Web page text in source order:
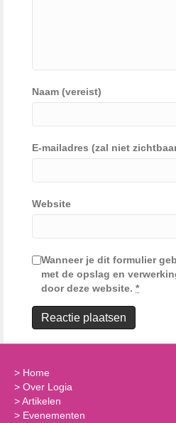
Naam (vereist)
E-mailadres (zal niet
Website
Wanneer je dit formulier
met de opslag en
door deze website. *
> Home
> Over Logia
>Artikelen
> Evenementen